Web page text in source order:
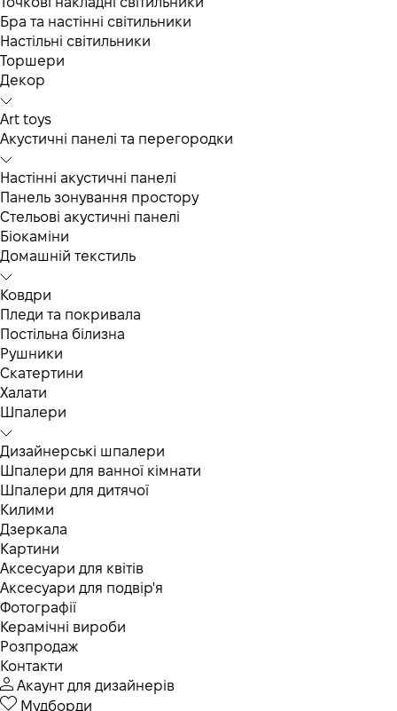
Бра та настінні світильники
Настільні світильники
Торшери
Декор
Art toys
Акустичні панелі та перегородки
Настінні акустичні панелі
Панель зонування простору
Стельові акустичні панелі
Біокаміни
Домашній текстиль
Ковдри
Пледи та покривала
Постільна білизна
Рушники
Скатертини
Халати
Шпалери
Дизайнерські шпалери
Шпалери для ванної кімнати
Шпалери для дитячої
Килими
Дзеркала
Картини
Аксесуари для квітів
Аксесуари для подвір'я
Фотографії
Керамічні вироби
Розпродаж
Контакти
Акаунт для дизайнерів
Мудборди